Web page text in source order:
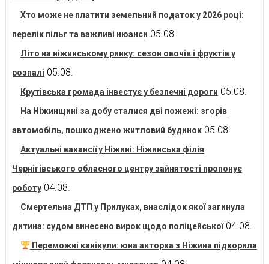
Хто може не платити земельний податок у 2026 році:
перелік пільг та важливі нюанси 05.08.
Літо на ніжинському ринку: сезон овочів і фруктів у
розпалі 05.08.
Крутівська громада інвестує у безпечні дороги 05.08.
На Ніжинщині за добу сталися дві пожежі: згорів
автомобіль, пошкоджено житловий будинок 05.08.
Актуальні вакансії у Ніжині: Ніжинська філія
Чернігівського обласного центру зайнятості пропонує
роботу 04.08.
Смертельна ДТП у Прилуках, внаслідок якої загинула
дитина: судом винесено вирок щодо поліцейської 04.08.
Переможні канікули: юна акторка з Ніжина підкорила